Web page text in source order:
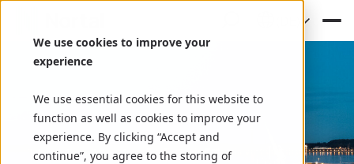
We use cookies to improve your
experience
We use essential cookies for this website to
function as well as cookies to improve your
experience. By clicking “Accept and
continue”, you agree to the storing of